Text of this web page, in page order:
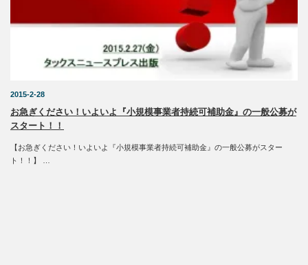
2015-2-28
お急ぎください！いよいよ『小規模事業者持続可補助金』の一般公募が
スタート！！
【お急ぎください！いよいよ『小規模事業者持続可補助金』の一般公募がスター
ト！！】 …